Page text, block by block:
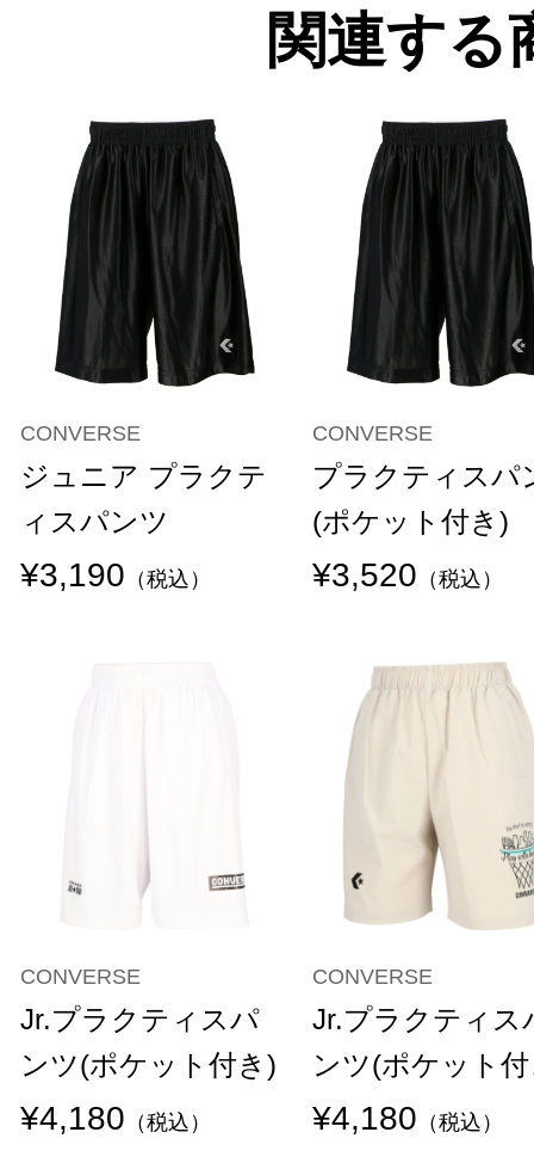
関連する
CONVERSE
ジュニア プラクテ
ィスパンツ
¥3,190 （税込）
CONVERSE
プラクティスパ
(ポケット付き)
¥3,520 （税込）
CONVERSE
Jr.プラクティスパ
ンツ(ポケット付き)
¥4,180 （税込）
CONVERSE
Jr.プラクティス
ンツ(ポケット
¥4,180 （税込）